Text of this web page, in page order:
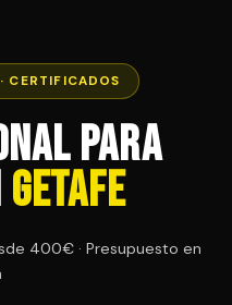
CERTIFICADOS
para
Getafe
400€ · Presupuesto en